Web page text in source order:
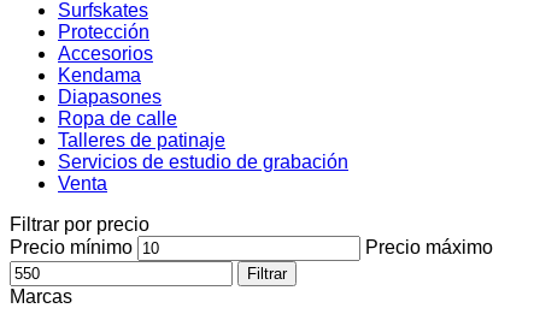
Surfskates
Protección
Accesorios
Kendama
Diapasones
Ropa de calle
Talleres de patinaje
Servicios de estudio de grabación
Venta
Filtrar por precio
Precio mínimo
Precio máximo
Filtrar
Marcas